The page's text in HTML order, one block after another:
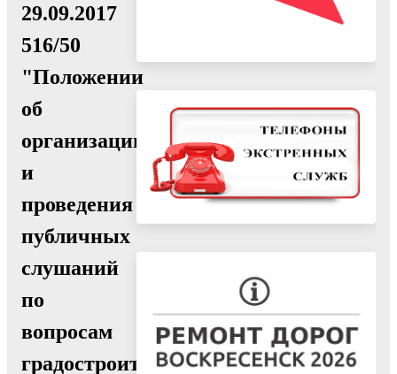
29.09.2017
516/50
"Положении
об
организации
и
проведения
публичных
слушаний
по
вопросам
градостроительной